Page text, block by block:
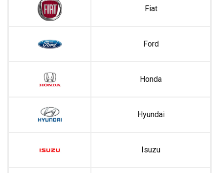
Fiat
Ford
Honda
Hyundai
Isuzu